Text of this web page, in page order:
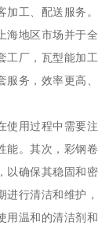
工、配送服务。
海地区市场并于全
工厂，瓦型能加工
务，效率更高、
使用过程中需要注
能。其次，彩钢卷
以确保其稳固和密
行清洁和维护，
用温和的清洁剂和